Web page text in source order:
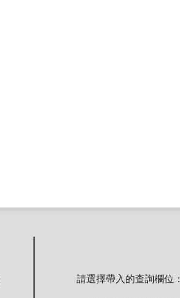
請選擇帶入的查詢欄位：